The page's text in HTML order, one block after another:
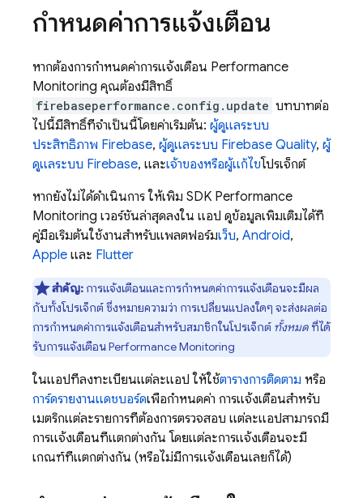
กำหนดค่าการแจ้งเตือน
หากต้องการกำหนดค่าการแจ้งเตือน Performance
Monitoring คุณต้องมีสิทธิ์
firebaseperformance.config.update บทบาทต่อ
ไปนี้มีสิทธิ์ที่จำเป็นนี้โดยค่าเริ่มต้น: ผู้ดูแลระบบ
ประสิทธิภาพ Firebase, ผู้ดูแลระบบ Firebase Quality, ผู้
ดูแลระบบ Firebase, และเจ้าของหรือผู้แก้ไขโปรเจ็กต์
หากยังไม่ได้ดำเนินการ ให้เพิ่ม SDK Performance
Monitoring เวอร์ชันล่าสุดลงใน แอป ดูข้อมูลเพิ่มเติมได้ที่
คู่มือเริ่มต้นใช้งานสำหรับแพลตฟอร์มเว็บ, Android,
Apple และ Flutter
สำคัญ: การแจ้งเตือนและการกำหนดค่าการแจ้งเตือนจะมีผล
กับทั้งโปรเจ็กต์ ซึ่งหมายความว่า การเปลี่ยนแปลงใดๆ จะส่งผลต่อ
การกำหนดค่าการแจ้งเตือนสำหรับสมาชิกในโปรเจ็กต์ ทั้งหมด ที่ได้
รับการแจ้งเตือนPerformance Monitoring
ในแอปที่ลงทะเบียนแต่ละแอป ให้ใช้ตารางการติดตาม หรือ
การ์ดรายงานแดชบอร์ดเพื่อกำหนดค่า การแจ้งเตือนสำหรับ
เมตริกแต่ละรายการที่ต้องการตรวจสอบ แต่ละแอปสามารถมี
การแจ้งเตือนที่แตกต่างกัน โดยแต่ละการแจ้งเตือนจะมี
เกณฑ์ที่แตกต่างกัน (หรือไม่มีการแจ้งเตือนเลยก็ได้)